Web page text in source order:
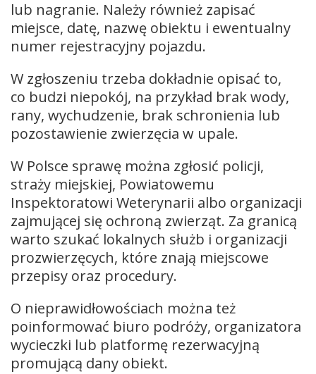
lub nagranie. Należy również zapisać
miejsce, datę, nazwę obiektu i ewentualny
numer rejestracyjny pojazdu.
W zgłoszeniu trzeba dokładnie opisać to,
co budzi niepokój, na przykład brak wody,
rany, wychudzenie, brak schronienia lub
pozostawienie zwierzęcia w upale.
W Polsce sprawę można zgłosić policji,
straży miejskiej, Powiatowemu
Inspektoratowi Weterynarii albo organizacji
zajmującej się ochroną zwierząt. Za granicą
warto szukać lokalnych służb i organizacji
prozwierzęcych, które znają miejscowe
przepisy oraz procedury.
O nieprawidłowościach można też
poinformować biuro podróży, organizatora
wycieczki lub platformę rezerwacyjną
promującą dany obiekt.